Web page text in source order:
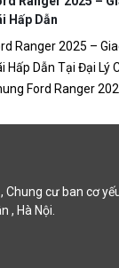
Hấp Dẫn
Ranger 2025 –
Hấp Dẫn Tại Đại Lý
Ford Ranger
Chung cư ban cơ
, Hà Nội.